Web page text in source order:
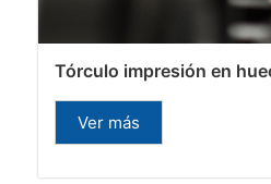
Tórculo impresión en
Ver más